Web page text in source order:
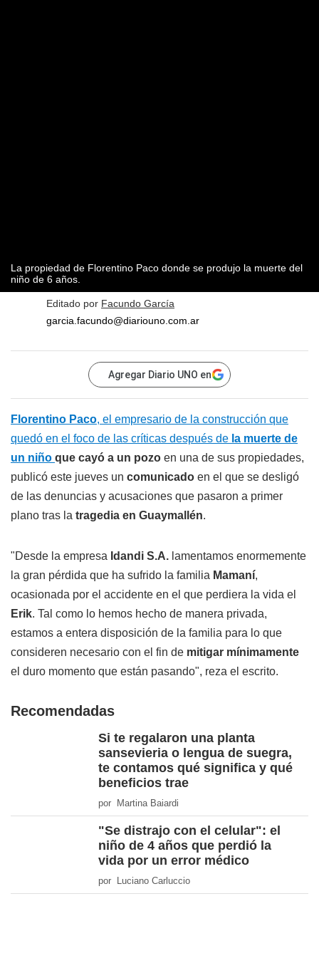
La propiedad de Florentino Paco donde se produjo la muerte del
niño de 6 años.
Editado por Facundo García
garcia.facundo@diariouno.com.ar
Agregar Diario UNO en
Florentino Paco, el empresario de la construcción que
quedó en el foco de las críticas después de la muerte de
un niño que cayó a un pozo en una de sus propiedades,
publicó este jueves un comunicado en el que se desligó
de las denuncias y acusaciones que pasaron a primer
plano tras la tragedia en Guaymallén.
"Desde la empresa Idandi S.A. lamentamos enormemente
la gran pérdida que ha sufrido la familia Mamaní,
ocasionada por el accidente en el que perdiera la vida el
Erik. Tal como lo hemos hecho de manera privada,
estamos a entera disposición de la familia para lo que
consideren necesario con el fin de mitigar mínimamente
el duro momento que están pasando", reza el escrito.
Recomendadas
Si te regalaron una planta
sansevieria o lengua de suegra,
te contamos qué significa y qué
beneficios trae
por Martina Baiardi
"Se distrajo con el celular": el
niño de 4 años que perdió la
vida por un error médico
por Luciano Carluccio